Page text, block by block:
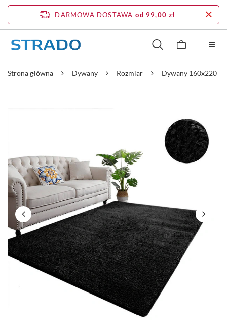
DARMOWA DOSTAWA od 99,00 zł
Strona główna Dywany Rozmiar Dywany 160x220